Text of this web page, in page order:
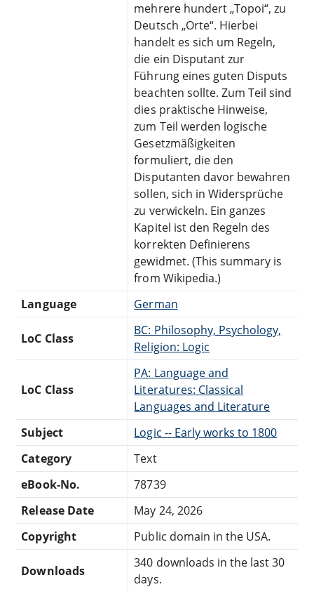
mehrere hundert „Topoi“, zu
Deutsch „Orte“. Hierbei
handelt es sich um Regeln,
die ein Disputant zur
Führung eines guten Disputs
beachten sollte. Zum Teil sind
dies praktische Hinweise,
zum Teil werden logische
Gesetzmäßigkeiten
formuliert, die den
Disputanten davor bewahren
sollen, sich in Widersprüche
zu verwickeln. Ein ganzes
Kapitel ist den Regeln des
korrekten Definierens
gewidmet. (This summary is
from Wikipedia.)
Language
German
LoC Class
BC: Philosophy, Psychology,
Religion: Logic
LoC Class
PA: Language and
Literatures: Classical
Languages and Literature
Subject
Logic -- Early works to 1800
Category
Text
eBook-No.
78739
Release Date
May 24, 2026
Copyright
Public domain in the USA.
Downloads
340 downloads in the last 30
days.